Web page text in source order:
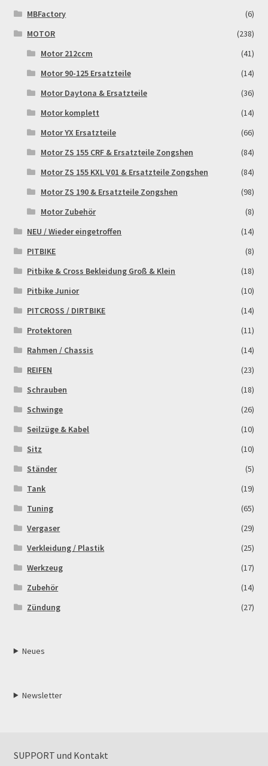
Widerrufsbelehrung & -formular
Zahlungsarten
MBFactory
(6)
MOTOR
(238)
Motor 212ccm
(41)
Motor 90-125 Ersatzteile
(14)
Motor Daytona & Ersatzteile
(36)
Motor komplett
(14)
Motor YX Ersatzteile
(66)
Motor ZS 155 CRF & Ersatzteile Zongshen
(84)
Motor ZS 155 KXL V01 & Ersatzteile Zongshen
(84)
Motor ZS 190 & Ersatzteile Zongshen
(98)
Motor Zubehör
(8)
NEU / Wieder eingetroffen
(14)
PITBIKE
(8)
Pitbike & Cross Bekleidung Groß & Klein
(18)
Pitbike Junior
(10)
PITCROSS / DIRTBIKE
(14)
Protektoren
(11)
Rahmen / Chassis
(14)
REIFEN
(23)
Schrauben
(18)
Schwinge
(26)
Seilzüge & Kabel
(10)
Sitz
(10)
Ständer
(5)
Tank
(19)
Tuning
(65)
Vergaser
(29)
Verkleidung / Plastik
(25)
Werkzeug
(17)
Zubehör
(14)
Zündung
(27)
Neues
Newsletter
SUPPORT und Kontakt